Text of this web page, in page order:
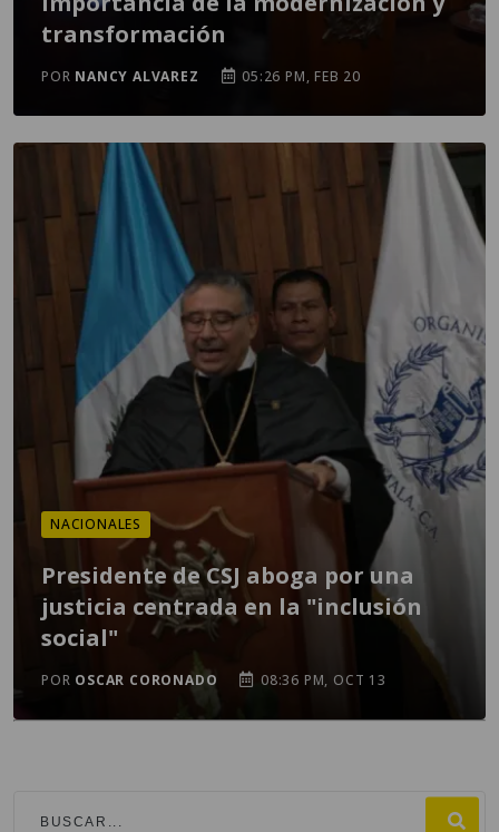
transformación
POR NANCY ALVAREZ 05:26 PM, FEB 20
NACIONALES
Presidente de CSJ aboga por una
justicia centrada en la "inclusión
social"
POR OSCAR CORONADO 08:36 PM, OCT 13